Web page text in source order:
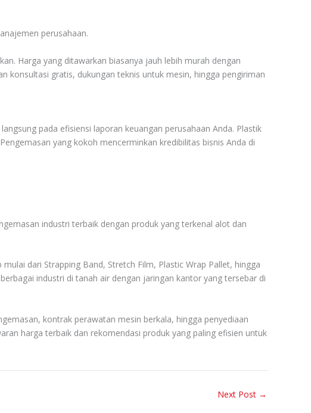
perusahaan.
Harga yang ditawarkan biasanya jauh lebih murah dengan
konsultasi gratis, dukungan teknis untuk mesin, hingga pengiriman
pada efisiensi laporan keuangan perusahaan Anda. Plastik
yang kokoh mencerminkan kredibilitas bisnis Anda di
industri terbaik dengan produk yang terkenal alot dan
dari Strapping Band, Stretch Film, Plastic Wrap Pallet, hingga
industri di tanah air dengan jaringan kantor yang tersebar di
kontrak perawatan mesin berkala, hingga penyediaan
harga terbaik dan rekomendasi produk yang paling efisien untuk
Next Post →